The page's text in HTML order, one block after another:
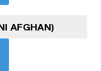
AFGHAN)